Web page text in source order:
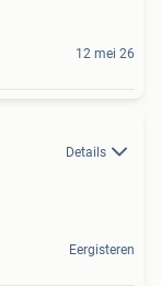
12 mei 26
Details
Eergisteren